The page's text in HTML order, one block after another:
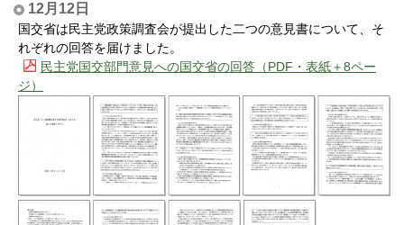
12月12日
国交省は民主党政策調査会が提出した二つの意見書について、そ
れぞれの回答を届けました。
民主党国交部門意見への国交省の回答（PDF・表紙＋8ペー
ジ）